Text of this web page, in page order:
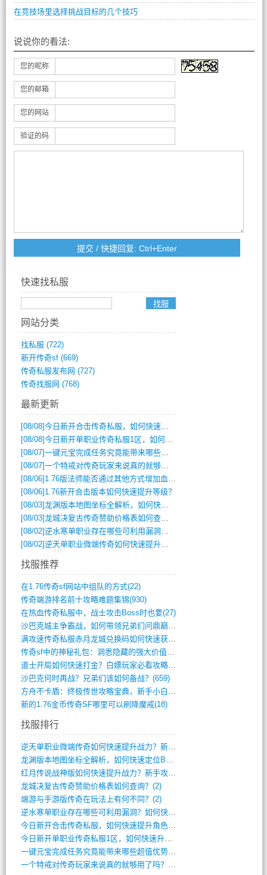
在竞技场里选择挑战目标的几个技巧
说说你的看法:
您的昵称
您的邮箱
您的网站
验证的码
快速找私服
网站分类
找私服 (722)
新开传奇sf(669)
传奇私服发布网 (727)
传奇找服网 (768)
最新更新
[08/08]今日新开合击传奇私服，如何快速提升角色战力？
[08/08]今日新开单职业传奇私服1区，如何快速升级与获取顶级装备？
[08/07]一键元宝完成任务究竟能带来哪些超值优势？
[08/07]一个特戒对传奇玩家来说真的就够用了吗？
[08/06] 1.76版法师能否通过其他方式增加血量？
[08/06] 1.76新开合击版本如何快速提升等级？
[08/03]龙渊版本地图坐标全解析，如何快速定位BOSS位置？
[08/03]龙城决复古传奇赞助价格表如何查询？
[08/02]逆水寒单职业存在哪些可利用漏洞？如何快速提升战力？
[08/02]逆天单职业微端传奇如何快速提升战力？新手必看攻略
找服推荐
在1.76传奇sf网站中组队的方式(22)
传奇端游排名前十攻略难题集锦(930)
在热血传奇私服中，战士攻击Boss时也要(27)
沙巴克城主争霸战，如何带领兄弟们问鼎巅峰(565)
满攻速传奇私服赤月龙城兑换码如何快速获取(676)
传奇sf中的神秘礼包：洞悉隐藏的强大价值(427)
道士开局如何快速打金？白嫖玩家必看攻略(5)
沙巴克何时再战？兄弟们该如何备战？(659)
方舟不卡盾：终极传世攻略宝典，新手小白逆(495)
新的1.76金币传奇SF哪里可以刷降魔戒(18)
找服排行
逆天单职业微端传奇如何快速提升战力？新手(4)
龙渊版本地图坐标全解析，如何快速定位BO(3)
红月传说战神版如何快速提升战力？新手攻略(3)
龙城决复古传奇赞助价格表如何查询？(2)
端游与手游版传奇在玩法上有何不同？(2)
逆水寒单职业存在哪些可利用漏洞？如何快速(1)
今日新开合击传奇私服，如何快速提升角色战(0)
今日新开单职业传奇私服1区，如何快速升级(0)
一键元宝完成任务究竟能带来哪些超值优势？(0)
一个特戒对传奇玩家来说真的就够用了吗？(0)